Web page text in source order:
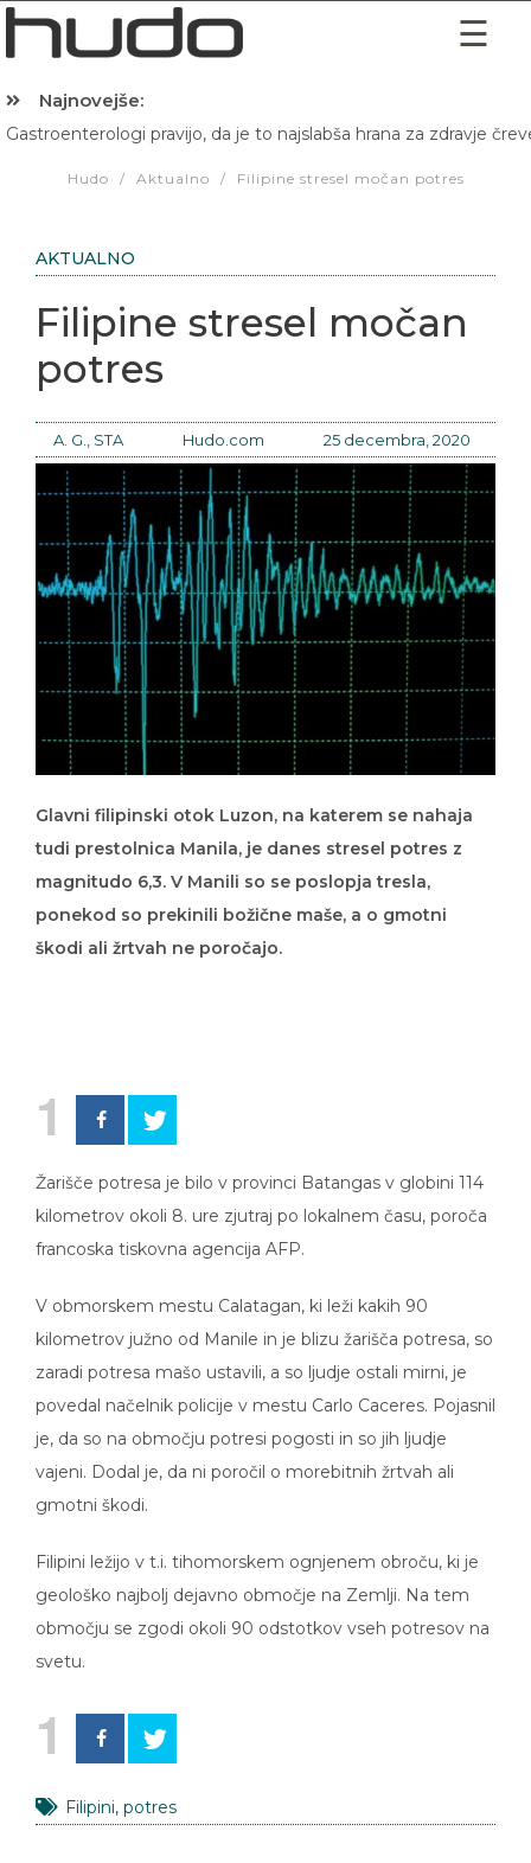
Najnovejše:
Gastroenterologi pravijo, da je to najslabša hrana za zdravje
Hudo / Aktualno / Filipine stresel močan potres
AKTUALNO
Filipine stresel močan
potres
A. G., STA Hudo.com 25 decembra, 2020
Glavni filipinski otok Luzon, na katerem se nahaja
tudi prestolnica Manila, je danes stresel potres z
magnitudo 6,3. V Manili so se poslopja tresla,
ponekod so prekinili božične maše, a o gmotni
škodi ali žrtvah ne poročajo.
1
Žarišče potresa je bilo v provinci Batangas v globini 114
kilometrov okoli 8. ure zjutraj po lokalnem času, poroča
francoska tiskovna agencija AFP.
V obmorskem mestu Calatagan, ki leži kakih 90
kilometrov južno od Manile in je blizu žarišča potresa, so
zaradi potresa mašo ustavili, a so ljudje ostali mirni, je
povedal načelnik policije v mestu Carlo Caceres. Pojasnil
je, da so na območju potresi pogosti in so jih ljudje
vajeni. Dodal je, da ni poročil o morebitnih žrtvah ali
gmotni škodi.
Filipini ležijo v t.i. tihomorskem ognjenem obroču, ki je
geološko najbolj dejavno območje na Zemlji. Na tem
območju se zgodi okoli 90 odstotkov vseh potresov na
svetu.
1
Filipini, potres